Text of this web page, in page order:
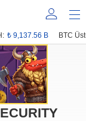
₺ 9,137.56 B BTC